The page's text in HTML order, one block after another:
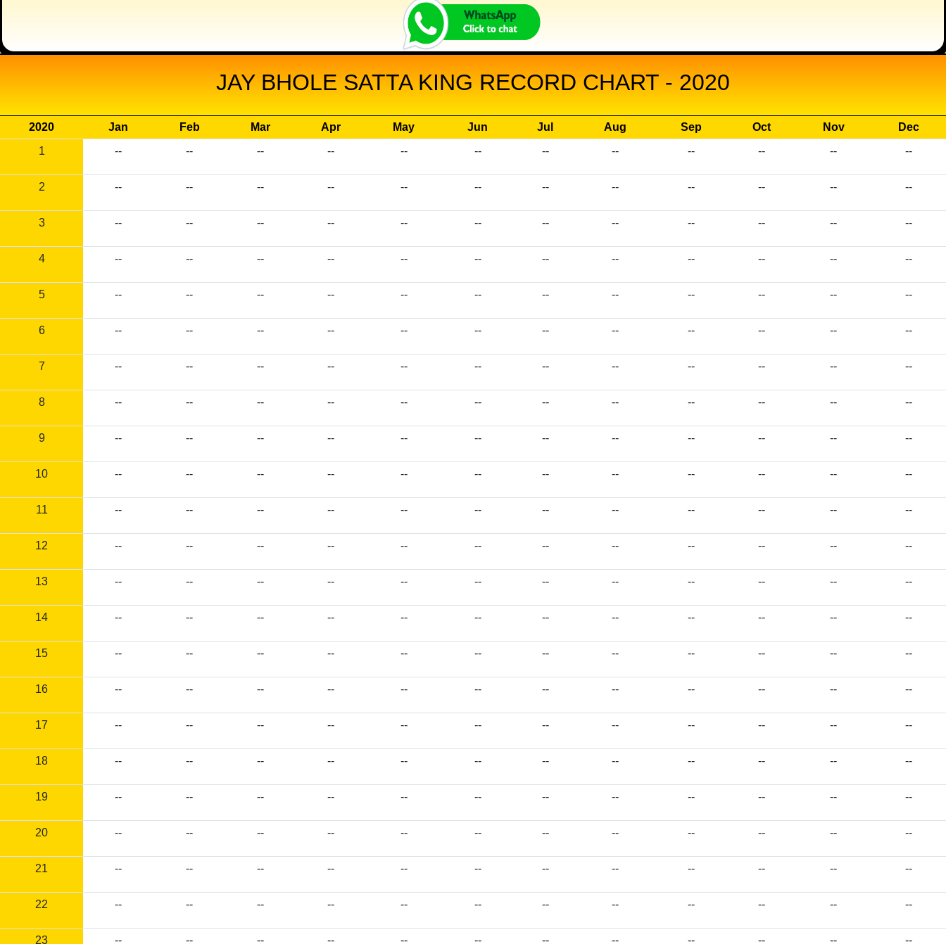
JAY BHOLE SATTA KING RECORD CHART - 2020
2020 Jan Feb Mar Apr May Jun Jul Aug Sep Oct Nov
Dec
1
-- -- -- -- -- -- -- -- -- -- -- --
2 -- -- -- -- -- -- -- -- -- -- -- --
3 -- -- -- -- -- -- -- -- -- -- -- --
4 -- -- -- -- -- -- -- -- -- -- -- --
5 -- -- -- -- -- -- -- -- -- -- -- --
6 -- -- -- -- -- -- -- -- -- -- -- --
7 -- -- -- -- -- -- -- -- -- -- -- --
8 -- -- -- -- -- -- -- -- -- -- -- --
9 -- -- -- -- -- -- -- -- -- -- -- --
10 -- -- -- -- -- -- -- -- -- -- -- --
11 -- -- -- -- -- -- -- -- -- -- -- --
12 -- -- -- -- -- -- -- -- -- -- -- --
13 -- -- -- -- -- -- -- -- -- -- -- --
14 -- -- -- -- -- -- -- -- -- -- -- --
15 -- -- -- -- -- -- -- -- -- -- -- --
16 -- -- -- -- -- -- -- -- -- -- -- --
17 -- -- -- -- -- -- -- -- -- -- -- --
18 -- -- -- -- -- -- -- -- -- -- -- --
19 -- -- -- -- -- -- -- -- -- -- -- --
20 -- -- -- -- -- -- -- -- -- -- -- --
21 -- -- -- -- -- -- -- -- -- -- -- --
22 -- -- -- -- -- -- -- -- -- -- -- --
23 -- -- -- -- -- -- -- -- -- -- -- --